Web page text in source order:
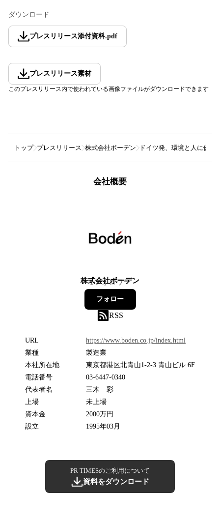
ダウンロード
プレスリリース添付資料.pdf
プレスリリース素材
このプレスリリース内で使われている画像ファイルがダウンロードできます
トップ プレスリリース 株式会社ボーデン ドイツ発、環境と人に優し
会社概要
株式会社ボーデン
1フォロワー
フォロー
RSS
URL
https://www.boden.co.jp/index.html
業種
製造業
本社所在地
東京都港区北青山1-2-3 青山ビル 6F
電話番号
03-6447-0340
代表者名
三木 彩
上場
未上場
資本金
2000万円
設立
1995年03月
PR TIMESのご利用について
資料をダウンロード